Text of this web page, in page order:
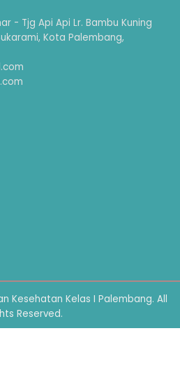
- Tjg Api Api Lr. Bambu Kuning
Kota Palembang,
Kesehatan Kelas I Palembang. All
Reserved.